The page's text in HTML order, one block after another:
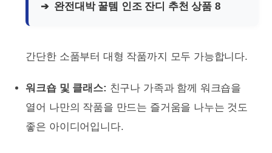
완전대박 꿀템 인조 잔디 추천 상품 8
간단한 소품부터 대형 작품까지 모두 가능합니다.
워크숍 및 클래스: 친구나 가족과 함께 워크숍을
열어 나만의 작품을 만드는 즐거움을 나누는 것도
좋은 아이디어입니다.